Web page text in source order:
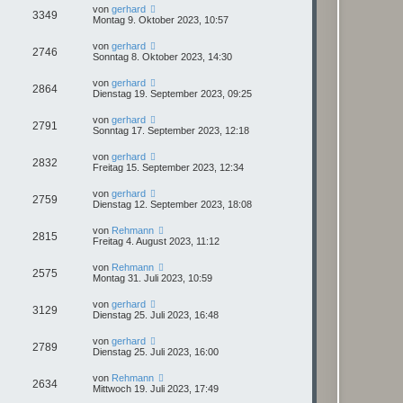
3349 von gerhard
Montag 9. Oktober 2023, 10:57
2746 von gerhard
Sonntag 8. Oktober 2023, 14:30
2864 von gerhard
Dienstag 19. September 2023, 09:25
2791 von gerhard
Sonntag 17. September 2023, 12:18
2832 von gerhard
Freitag 15. September 2023, 12:34
2759 von gerhard
Dienstag 12. September 2023, 18:08
2815 von Rehmann
Freitag 4. August 2023, 11:12
2575 von Rehmann
Montag 31. Juli 2023, 10:59
3129 von gerhard
Dienstag 25. Juli 2023, 16:48
2789 von gerhard
Dienstag 25. Juli 2023, 16:00
2634 von Rehmann
Mittwoch 19. Juli 2023, 17:49